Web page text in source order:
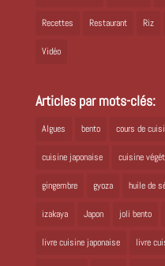
Recettes Restaurant Riz
Vidéo
Articles par mots-clés:
Algues bento cours de
cuisine japonaise cuisine
gingembre gyoza huile de
izakaya Japon joli bento
livre cuisine japonaise livre